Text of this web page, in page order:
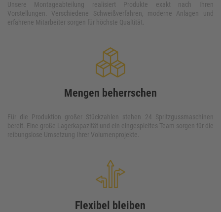
Unsere Montageabteilung realisiert Produkte exakt nach Ihren
Vorstellungen. Verschiedene Schweißverfahren, moderne Anlagen und
erfahrene Mitarbeiter sorgen für höchste Qualtität.
Mengen beherrschen
Für die Produktion großer Stückzahlen stehen 24 Spritzgussmaschinen
bereit. Eine große Lagerkapazität und ein eingespieltes Team sorgen für die
reibungslose Umsetzung Ihrer Volumenprojekte.
Flexibel bleiben